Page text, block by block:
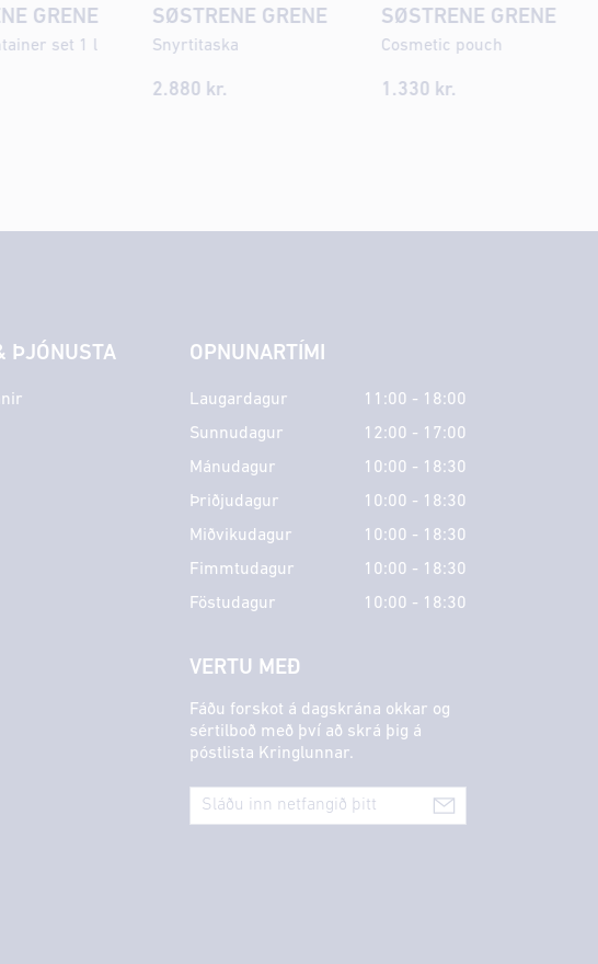
GRENE
set 1 l
SØSTRENE GRENE
Snyrtitaska
2.880 kr.
SØSTRENE GRENE
Cosmetic pouch
1.330 kr.
ÞJÓNUSTA OPNUNARTÍMI
Laugardagur
11:00 - 18:00
Sunnudagur
12:00 - 17:00
Mánudagur
10:00 - 18:30
Þriðjudagur
10:00 - 18:30
Miðvikudagur
10:00 - 18:30
Fimmtudagur
10:00 - 18:30
Föstudagur
10:00 - 18:30
VERTU MEÐ
Fáðu forskot á dagskrána okkar og
sértilboð með því að skrá þig á
póstlista Kringlunnar.